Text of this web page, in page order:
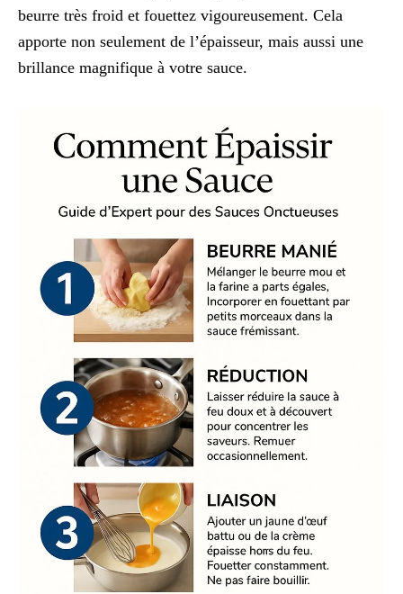
beurre très froid et fouettez vigoureusement. Cela
apporte non seulement de l’épaisseur, mais aussi une
brillance magnifique à votre sauce.